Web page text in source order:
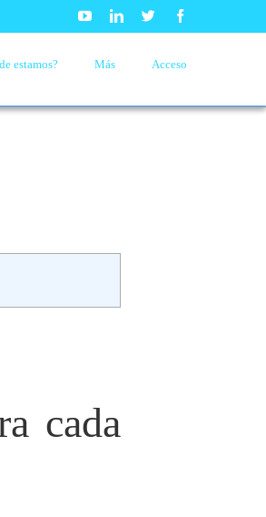
YoutubeLinkedinTwitter
estamos? Más Acceso
cada